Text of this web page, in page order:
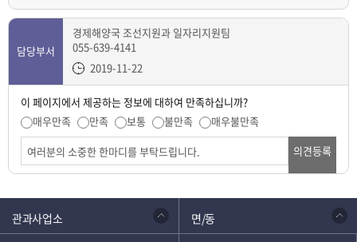
담당부서
경제해양국 조선지원과 일자리지원팀
055-639-4141
2019-11-22
이 페이지에서 제공하는 정보에 대하여 만족하십니까?
매우만족
만족 보통 불만족
매우불만족
의견등록
관과사업소 면/동